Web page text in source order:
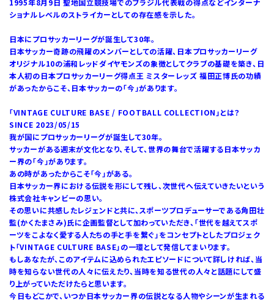
1995年8月9日 聖地国立競技場でのブラジル代表戦の得点などインターナ
ショナルレベルのストライカーとしての存在感を示した。
日本にプロサッカーリーグが誕生して30年。
日本サッカー奇跡の飛躍のメンバーとしての活躍、日本プロサッカーリーグ
オリジナル10の浦和レッドダイヤモンズの象徴としてクラブの基礎を築き、日
本人初の日本プロサッカーリーグ得点王 ミスターレッズ 福田正博氏の功績
があったからこそ、日本サッカーの「今」があります。
「VINTAGE CULTURE BASE / FOOTBALL COLLECTION」とは？
SINCE 2023/05/15
我が国にプロサッカーリーグが誕生して30年。
サッカーがある週末が文化となり、そして、世界の舞台で活躍する日本サッカ
ー界の「今」があります。
あの時があったからこそ「今」がある。
日本サッカー界における伝説を形にして残し、次世代へ伝えていきたいという
株式会社キャンビーの思い。
その思いに共感したレジェンドと共に、スポーツプロデューサーである角田壮
監(かくたまさみ)氏に企画監督として加わっていただき、「世代を越えてスポ
ーツをこよなく愛する人たちの手と手を繋ぐ」をコンセプトとしたプロジェク
ト「VINTAGE CULTURE BASE」の一環として発信してまいります。
もしあなたが、このアイテムに込められたエピソードについて詳しければ、当
時を知らない世代の人々に伝えたり、当時を知る世代の人々と話題にして盛
り上がっていただけたらと思います。
今日もどこかで、いつか日本サッカー界の伝説となる人物やシーンが生まれる